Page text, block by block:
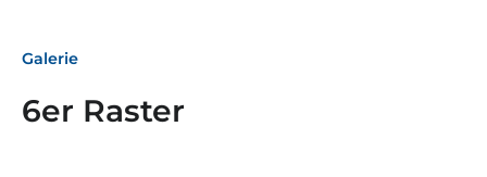
Galerie
6er Raster